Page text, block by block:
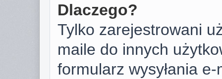
Dlaczego?
Tylko zarejestrowani
maile do innych
formularz wysyłania